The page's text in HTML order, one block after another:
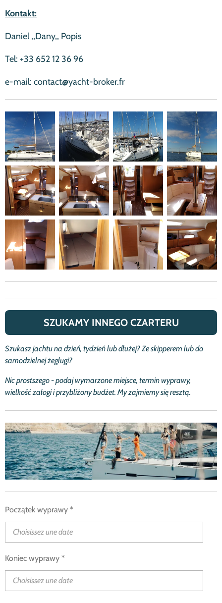
Kontakt:
Daniel ,,Dany,, Popis
Tel: +33 652 12 36 96
e-mail: contact@yacht-broker.fr
SZUKAMY INNEGO CZARTERU
Szukasz jachtu na dzień, tydzieńlub dłużej? Ze skipperem lub do
samodzielnejżeglugi?
Nic prostszego - podaj wymarzone miejsce, termin wyprawy,
wielkośćzałogi i przybliżony budżet. My zajmiemy się resztą.
Początek wyprawy *
Koniec wyprawy *